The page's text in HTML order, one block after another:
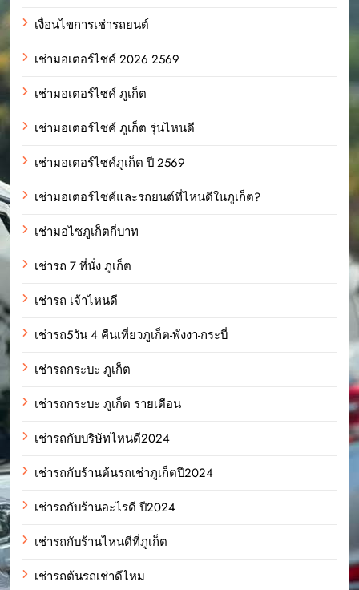
เงื่อนไขการเช่ารถยนต์
เช่ามอเตอร์ไซค์ 2026 2569
เช่ามอเตอร์ไซค์ ภูเก็ต
เช่ามอเตอร์ไซค์ ภูเก็ต รุ่นไหนดี
เช่ามอเตอร์ไซค์ภูเก็ต ปี 2569
เช่ามอเตอร์ไซค์และรถยนต์ที่ไหนดีในภูเก็ต?
เช่ามอไซภูเก็ตกี่บาท
เช่ารถ 7 ที่นั่ง ภูเก็ต
เช่ารถ เจ้าไหนดี
เช่ารถ5วัน 4 คืนเที่ยวภูเก็ต-พังงา-กระบี่
เช่ารถกระบะ ภูเก็ต
เช่ารถกระบะ ภูเก็ต รายเดือน
เช่ารถกับบริษัทไหนดี2024
เช่ารถกับร้านต้นรถเช่าภูเก็ตปี2024
เช่ารถกับร้านอะไรดี ปี2024
เช่ารถกับร้านไหนดีที่ภูเก็ต
เช่ารถต้นรถเช่าดีไหม